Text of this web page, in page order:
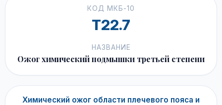
КОД МКБ-10
T22.7
НАЗВАНИЕ
Ожог химический подмышки третьей степени
Химический ожог области плечевого пояса и